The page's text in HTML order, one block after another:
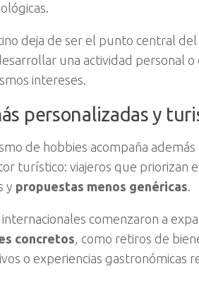
deja de ser el punto central del
una actividad personal
intereses.
personalizadas y
de hobbies acompaña
turístico: viajeros que priorizan
y propuestas menos genéricas.
comenzaron a
concretos, como retiros de
o experiencias gastronómicas